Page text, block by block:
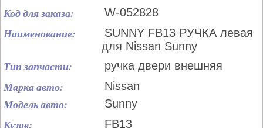
Код для заказа: W-052828
Наименование:
SUNNY FB13 РУЧКА левая
для Nissan Sunny
Тип запчасти: ручка двери внешняя
Марка авто: Nissan
Модель авто: Sunny
Кузов: FB13